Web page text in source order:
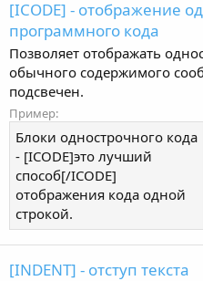
[ICODE] - отображение
программного кода
Позволяет отображать
обычного содержимого
подсвечен.
Пример:
Блоки однострочного кода
- [ICODE]это лучший
способ[/ICODE]
отображения кода одной
строкой.
[INDENT] - отступ текста